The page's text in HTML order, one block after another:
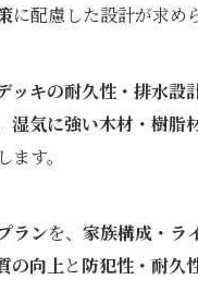
に配慮した設計が求め
ッキの耐久性・排水設
湿気に強い木材・樹脂
す。
ランを、 家族構成・ラ
の向上と防犯性・耐久